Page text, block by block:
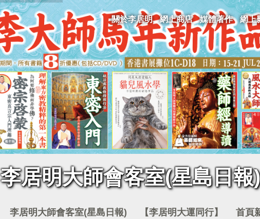
關於李居明 網上商店 媒體著作 網上
李居明大師會客室(星島日報)
李居明大師會客室(星島日報) 【李居明大運同行】 首頁